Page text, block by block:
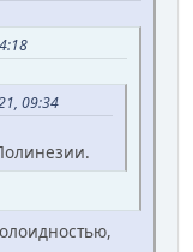
09:34